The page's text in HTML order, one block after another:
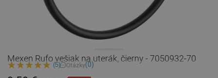
Mexen Rufo vešiak na uterák, čierny - 7050932-70
(5) Otázky(0)